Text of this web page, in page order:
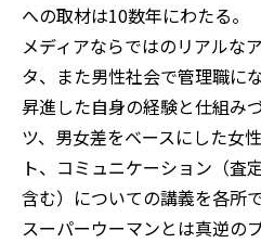
への取材は10数年にわたる。
メディアならではのリアルな
タ、また男性社会で管理職に
昇進した自身の経験と仕組み
ツ、男女差をベースにした女
ト、コミュニケーション（査
含む）についての講義を各所
スーパーウーマンとは真逆の